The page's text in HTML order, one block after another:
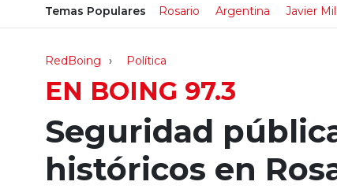
Temas Populares Rosario Argentina Javier
RedBoing Política
EN BOING 97.3
Seguridad
históricos en